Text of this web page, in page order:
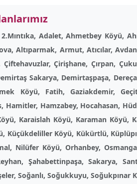
2.Mıntıka, Adalet, Ahmetbey Köyü,
Altıparmak, Armut, Atıcılar,
Çiftehavuzlar, Çirişhane, Çırpan,
Sakarya, Demirtaşpaşa,
Köyü, Fatih, Gaziakdemir,
Hamitler, Hamzabey, Hocahasan,
Karaislah Köyü, Karaman Köyü,
Küçükdeliller Köyü, Kükürtlü,
Nilüfer Köyü, Orhanbey,
Şahabettinpaşa, Sakarya,
Soğanlı, Soğukkuyu, Soğukpınar